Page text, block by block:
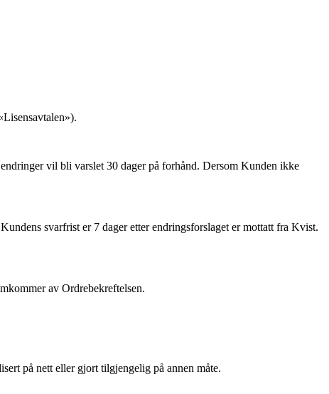
Lisensavtalen»).
vil bli varslet 30 dager på forhånd. Dersom Kunden ikke
svarfrist er 7 dager etter endringsforslaget er mottatt fra Kvist.
av Ordrebekreftelsen.
på nett eller gjort tilgjengelig på annen måte.